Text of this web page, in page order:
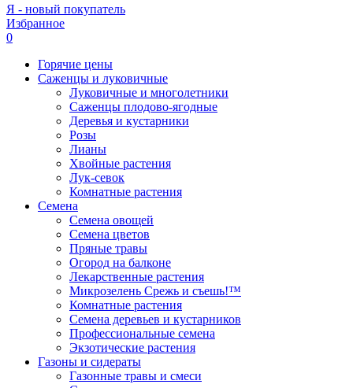
Я - новый покупатель
Избранное
0
Горячие цены
Саженцы и луковичные
Луковичные и многолетники
Саженцы плодово-ягодные
Деревья и кустарники
Розы
Лианы
Хвойные растения
Лук-севок
Комнатные растения
Семена
Семена овощей
Семена цветов
Пряные травы
Огород на балконе
Лекарственные растения
Микрозелень Срежь и съешь!™
Комнатные растения
Семена деревьев и кустарников
Профессиональные семена
Экзотические растения
Газоны и сидераты
Газонные травы и смеси